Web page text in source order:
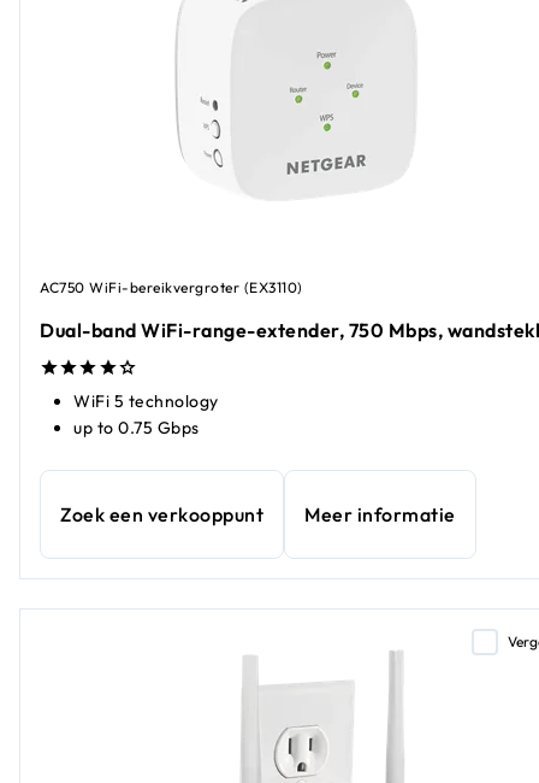
AC750 WiFi-bereikvergroter (EX3110)
Dual-band WiFi-range-extender, 750 Mbps,
WiFi 5 technology
up to 0.75 Gbps
Zoek een verkooppunt Meer informatie